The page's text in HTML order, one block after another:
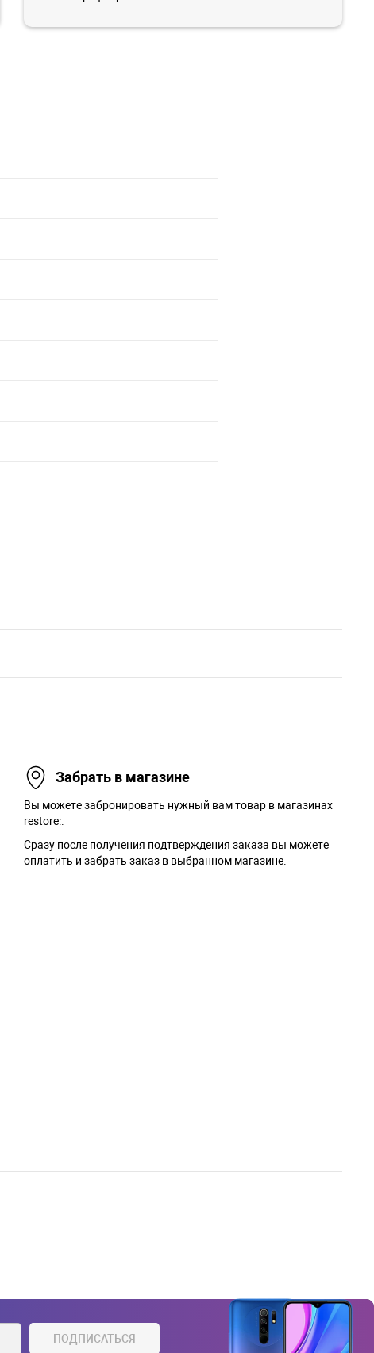
Забрать в магазине
Вы можете забронировать нужный вам товар в магазинах
restore:.
Сразу после получения подтверждения заказа вы можете
оплатить и забрать заказ в выбранном магазине.
ПОДПИСАТЬСЯ